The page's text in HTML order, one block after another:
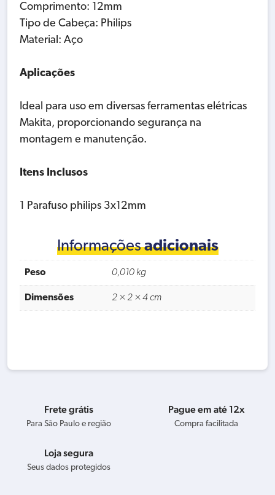
Comprimento: 12mm
Tipo de Cabeça: Philips
Material: Aço
Aplicações
Ideal para uso em diversas ferramentas elétricas
Makita, proporcionando segurança na
montagem e manutenção.
Itens Inclusos
1 Parafuso philips 3x12mm
Informaçõesadicionais
Peso 0,010 kg
Dimensões 2 × 2 × 4 cm
Frete grátis
Para São Paulo e região
Pague em até 12x
Compra facilitada
Loja segura
Seus dados protegidos